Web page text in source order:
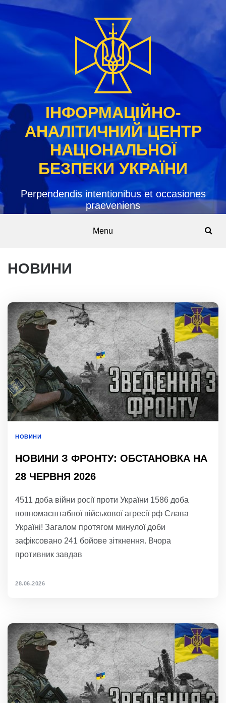
Skip
content
ІНФОРМАЦІЙНО-
АНАЛІТИЧНИЙ ЦЕНТР
НАЦІОНАЛЬНОЇ
БЕЗПЕКИ УКРАЇНИ
Perpendendis intentionibus et occasiones
praeveniens
Menu
НОВИНИ
НОВИНИ
НОВИНИ З ФРОНТУ: ОБСТАНОВКА НА
28 ЧЕРВНЯ 2026
4511 доба війни росії проти України 1586 доба
повномасштабної військової агресії рф Слава
Україні! Загалом протягом минулої доби
зафіксовано 241 бойове зіткнення. Вчора
противник завдав
28.06.2026